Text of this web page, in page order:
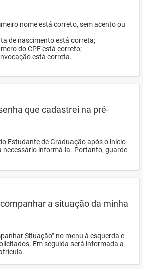
nome está correto, sem acento ou
de nascimento está correta;
do CPF está correto;
está correta.
que cadastrei na pré-
Estudante de Graduação após o início
necessário informá-la. Portanto, guarde-
a situação da minha
Situação” no menu à esquerda e
Em seguida será informada a